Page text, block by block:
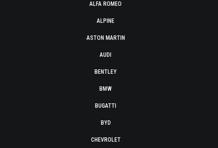
ALFA ROMEO
ALPINE
ASTON MARTIN
AUDI
BENTLEY
BMW
BUGATTI
BYD
CHEVROLET